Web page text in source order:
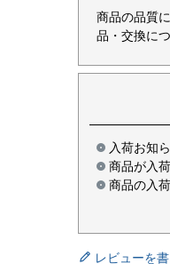
商品の品質
品・交換に
入荷お知
商品が入
商品の入
レビューを